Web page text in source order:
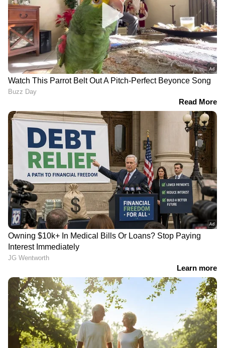
വളരെയധികം കുറഞ്ഞുവെന്നും ഇതിന്റെ
ഫലമായി ബിപി, അടക്കം പല പ്രശ്‌നങ്ങളും
കൂടുതല്‍ പേരില്‍ ആഴത്തില്‍ പിടിപെട്ടുവെന്നും
ഡോക്ടര്‍മാര്‍ തന്നെ സാക്ഷ്യപ്പെടുത്തുന്നു.
'ബിപി മാത്രമല്ല പ്രമേഹം പോലുള്ള
മാനസികരോഗങ്ങള്‍, അസ്വസ്ഥതകള്‍ എല്ലാം
കൊവിഡ് കാലത്ത് വര്‍ധിച്ചിട്ടുണ്ട്. ബിപി
രോഗികളിലാണെങ്കില്‍ രോഗപ്രതിരോധ ശേഷി
കുറവായിരിക്കുമെന്നതിനാല്‍ കൊവിഡിനെ
ഫലപ്രദമായി പ്രതിരോധിക്കാനും ഇവര്‍ക്ക്
സാധിക്കില്ല. ഇത് ഇരട്ടി പ്രഹരമാണ്
സൃഷ്ടിക്കുക. പ്രമേഹത്തിന്റെ കാര്യത്തിലും ഈ
പ്രശ്‌നങ്ങളുണ്ടാകാം...'- മുംബൈയില്‍ നിന്നുള്ള
കണ്‍സള്‍ട്ടിംഗ് ചെസ്റ്റ് ഫിസീഷ്യന്‍ ഡോ.
സുലൈമാന്‍ ലദാനി പറയുന്നു.